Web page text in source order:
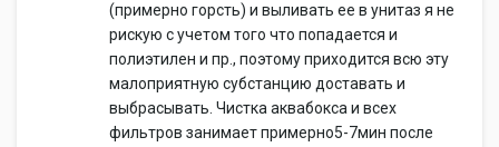
(примерно горсть) и выливать ее в унитаз я не
рискую с учетом того что попадается и
полиэтилен и пр., поэтому приходится всю эту
малоприятную субстанцию доставать и
выбрасывать. Чистка аквабокса и всех
фильтров занимает примерно5-7мин после